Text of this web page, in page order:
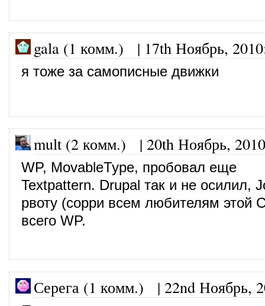
gala (1 комм.) | 17th Ноябрь, 2010
я тоже за самописные движки
mult (2 комм.) | 20th Ноябрь, 2010
WP, MovableType, пробовал еще
Textpattern. Drupal так и не осилил,
рвоту (сорри всем любителям этой
всего WP.
Серега (1 комм.) | 22nd Ноябрь,